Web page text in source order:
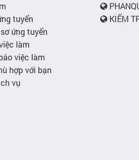
tuyển
ứng tuyển
làm
việc làm
hợp với bạn
vụ
KIẾM